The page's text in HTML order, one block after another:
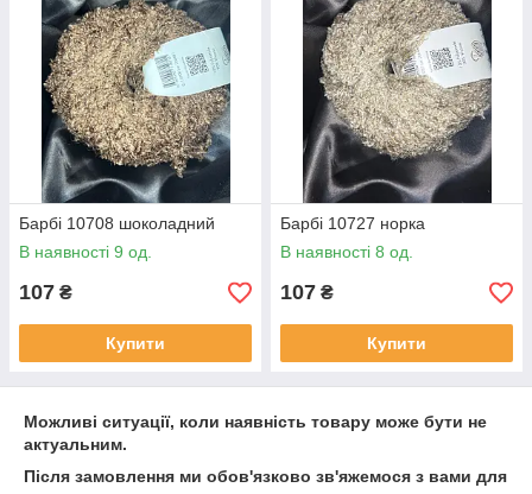
Барбі 10708 шоколадний
В наявності 9 од.
107 ₴
Купити
Барбі 10727 норка
В наявності 8 од.
107 ₴
Купити
Можливі ситуації, коли наявність товару може бути не
актуальним.
Після замовлення ми обов'язково зв'яжемося з вами для